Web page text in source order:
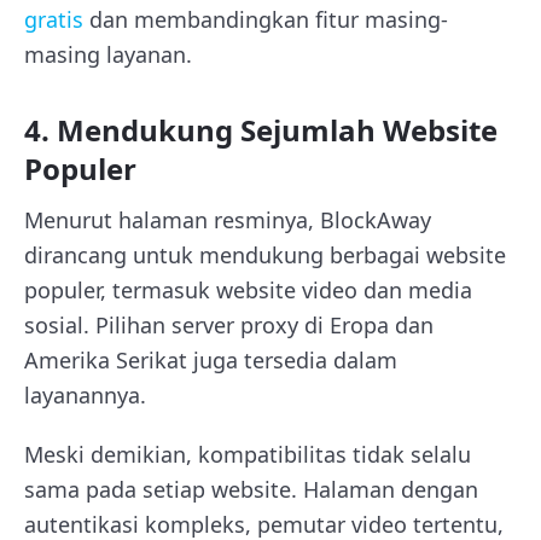
gratis dan membandingkan fitur masing-
masing layanan.
4. Mendukung Sejumlah Website
Populer
Menurut halaman resminya, BlockAway
dirancang untuk mendukung berbagai website
populer, termasuk website video dan media
sosial. Pilihan server proxy di Eropa dan
Amerika Serikat juga tersedia dalam
layanannya.
Meski demikian, kompatibilitas tidak selalu
sama pada setiap website. Halaman dengan
autentikasi kompleks, pemutar video tertentu,